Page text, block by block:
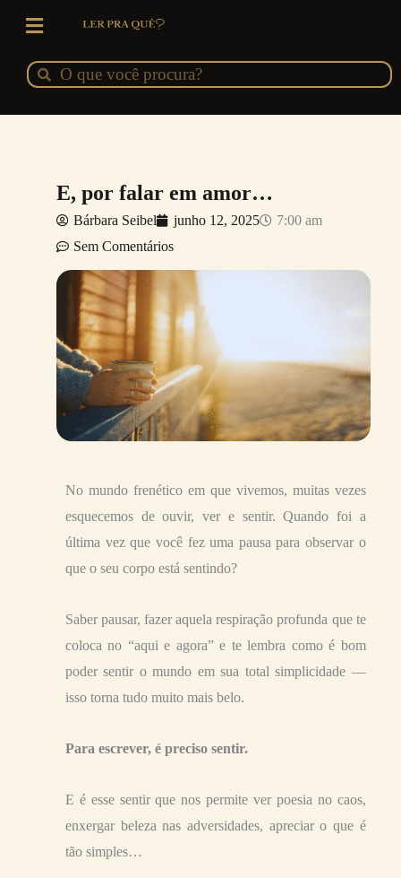
conteúdo
Pesquisar
Pesquisar
E, por falar em amor…
Bárbara Seibel junho 12, 2025
7:00 am
Sem Comentários
No mundo frenético em que vivemos, muitas vezes
esquecemos de ouvir, ver e sentir. Quando foi a
última vez que você fez uma pausa para observar o
que o seu corpo está sentindo?
Saber pausar, fazer aquela respiração profunda que te
coloca no “aqui e agora” e te lembra como é bom
poder sentir o mundo em sua total simplicidade —
isso torna tudo muito mais belo.
Para escrever, é preciso sentir.
E é esse sentir que nos permite ver poesia no caos,
enxergar beleza nas adversidades, apreciar o que é
tão simples…